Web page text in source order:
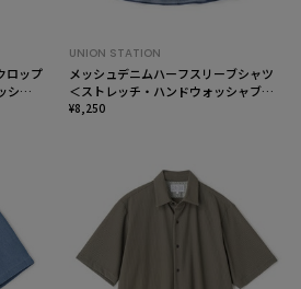
ロップ
シャ
UNION STATION
メッシュデニムハーフスリーブシャツ
＜ストレッチ・ハンドウォッシャブ
ル・通気性＞
¥8,250